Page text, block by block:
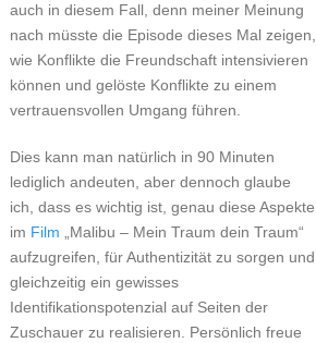
auch in diesem Fall, denn meiner Meinung
nach müsste die Episode dieses Mal zeigen,
wie Konflikte die Freundschaft intensivieren
können und gelöste Konflikte zu einem
vertrauensvollen Umgang führen.
Dies kann man natürlich in 90 Minuten
lediglich andeuten, aber dennoch glaube
ich, dass es wichtig ist, genau diese Aspekte
im Film „Malibu – Mein Traum dein Traum“
aufzugreifen, für Authentizität zu sorgen und
gleichzeitig ein gewisses
Identifikationspotenzial auf Seiten der
Zuschauer zu realisieren. Persönlich freue